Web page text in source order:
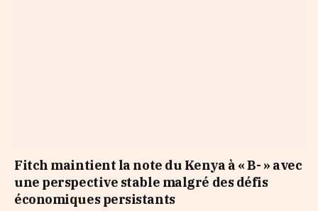
Fitch maintient la note du Kenya à « B- » avec
une perspective stable malgré des défis
économiques persistants